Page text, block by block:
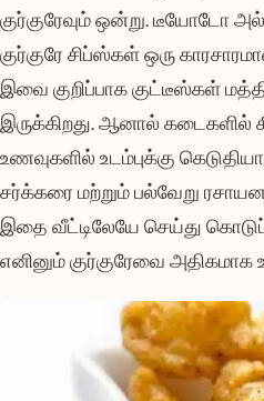
குர்குரேவும் ஒன்று. டீயோடோ
குர்குரே சிப்ஸ்கள் ஒரு
இவை குறிப்பாக குட்டீஸ்கள்
இருக்கிறது. ஆனால் கடைகளில்
உணவுகளில் உடம்புக்கு
சர்க்கரை மற்றும் பல்வேறு
இதை வீட்டிலேயே செய்து
எனினும் குர்குரேவை